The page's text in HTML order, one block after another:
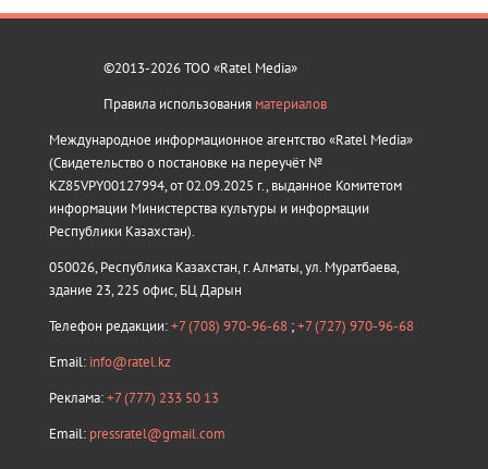
©2013-2026 ТОО «Ratel Media»
Правила использования материалов
Международное информационное агентство «Ratel Media»
(Свидетельство о постановке на переучёт №
KZ85VPY00127994, от 02.09.2025 г., выданное Комитетом
информации Министерства культуры и информации
Республики Казахстан).
050026, Республика Казахстан, г. Алматы, ул. Муратбаева,
здание 23, 225 офис, БЦ Дарын
Телефон редакции:+7 (708) 970-96-68 ;+7 (727) 970-96-68
Email: info@ratel.kz
Реклама:+7 (777) 233 50 13
Email: pressratel@gmail.com